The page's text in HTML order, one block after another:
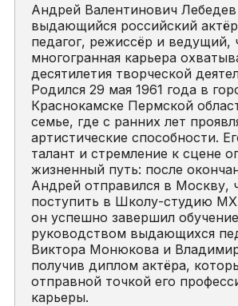
Андрей Валентинович
выдающийся российский
педагог, режиссёр и ведущий,
многогранная карьера
десятилетия творческой
Родился 29 мая 1961 года в
Краснокамске Пермской
семье, где с ранних лет
артистические способности.
талант и стремление к сцене
жизненный путь: после
Андрей отправился в Москву,
поступить в Школу-студию
он успешно завершил
руководством выдающихся
Виктора Монюкова и
получив диплом актёра,
отправной точкой его
карьеры.